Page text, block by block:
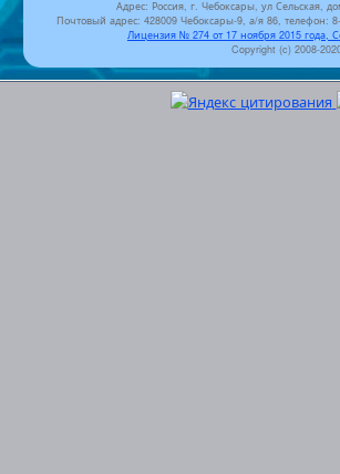
Адрес: Россия, г. Чебоксары, ул Сельская,
Почтовый адрес: 428009 Чебоксары-9, а/я 86, телефон:
Лицензия № 274 от 17 ноября 2015 года,
Copyright (c) 2008-